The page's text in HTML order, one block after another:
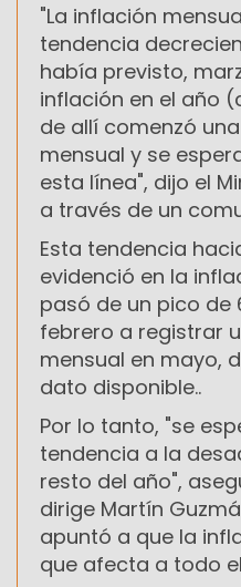
"La inflación
tendencia
había previsto,
inflación en el año
de allí comenzó
mensual y se
esta línea", dijo el
a través de un
Esta tendencia
evidenció en la
pasó de un pico de
febrero a registrar
mensual en mayo,
dato disponible..
Por lo tanto, "se
tendencia a la
resto del año",
dirige Martín
apuntó a que la
que afecta a todo